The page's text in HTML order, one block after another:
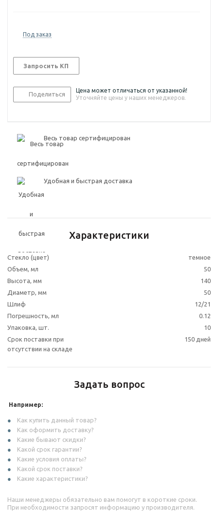
Под заказ
Запросить КП
Поделиться
Цена может отличаться от указанной!
Уточняйте цены у наших менеджеров.
Весь товар сертифицирован
Удобная и быстрая доставка
Характеристики
Стекло (цвет)
темное
Объем, мл
50
Высота, мм
140
Диаметр, мм
50
Шлиф
12/21
Погрешность, мл
0.12
Упаковка, шт.
10
Срок поставки при
отсутствии на складе
150 дней
Задать вопрос
Например:
Как купить данный товар?
Как оформить доставку?
Какие бывают скидки?
Какой срок гарантии?
Какие условия оплаты?
Какой срок поставки?
Какие характеристики?
Наши менеджеры обязательно вам помогут в короткие сроки.
При необходимости запросят информацию у производителя.